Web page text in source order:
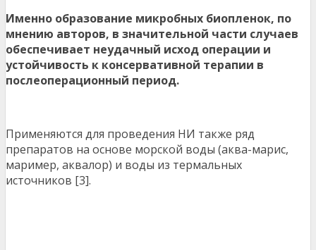
Именно образование микробных биопленок, по
мнению авторов, в значительной части случаев
обеспечивает неудачный исход операции и
устойчивость к консервативной терапии в
послеоперационный период.
Применяются для проведения НИ также ряд
препаратов на основе морской воды (аква-марис,
маример, аквалор) и воды из термальных
источников [3].